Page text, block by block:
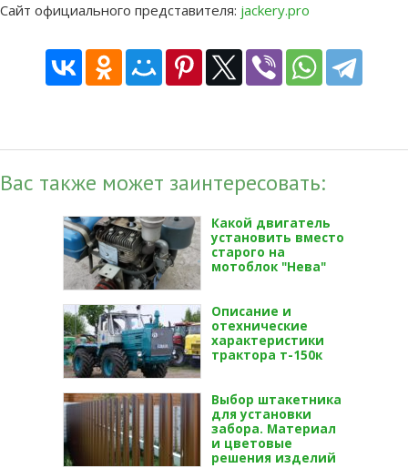
Сайт официального представителя: jackery.pro
Вас также может заинтересовать:
Какой двигатель
установить вместо
старого на
мотоблок "Нева"
Описание и
отехнические
характеристики
трактора т-150к
Выбор штакетника
для установки
забора. Материал
и цветовые
решения изделий